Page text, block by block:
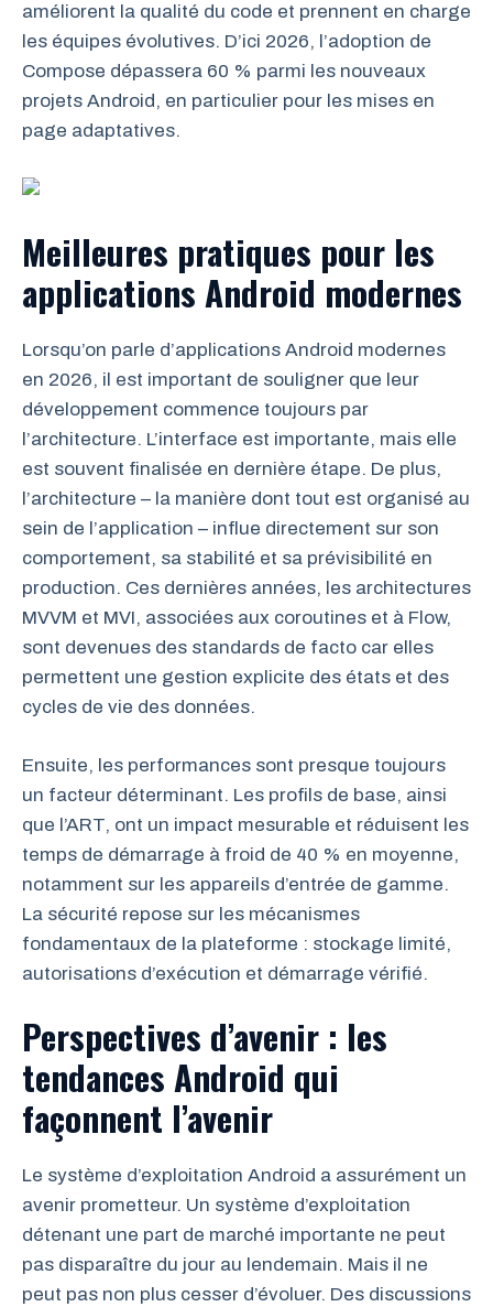
améliorent la qualité du code et prennent en charge
les équipes évolutives. D’ici 2026, l’adoption de
Compose dépassera 60 % parmi les nouveaux
projets Android, en particulier pour les mises en
page adaptatives.
Meilleures pratiques pour les
applications Android modernes
Lorsqu’on parle d’applications Android modernes
en 2026, il est important de souligner que leur
développement commence toujours par
l’architecture. L’interface est importante, mais elle
est souvent finalisée en dernière étape. De plus,
l’architecture – la manière dont tout est organisé au
sein de l’application – influe directement sur son
comportement, sa stabilité et sa prévisibilité en
production. Ces dernières années, les architectures
MVVM et MVI, associées aux coroutines et à Flow,
sont devenues des standards de facto car elles
permettent une gestion explicite des états et des
cycles de vie des données.
Ensuite, les performances sont presque toujours
un facteur déterminant. Les profils de base, ainsi
que l’ART, ont un impact mesurable et réduisent les
temps de démarrage à froid de 40 % en moyenne,
notamment sur les appareils d’entrée de gamme.
La sécurité repose sur les mécanismes
fondamentaux de la plateforme : stockage limité,
autorisations d’exécution et démarrage vérifié.
Perspectives d’avenir : les
tendances Android qui
façonnent l’avenir
Le système d’exploitation Android a assurément un
avenir prometteur. Un système d’exploitation
détenant une part de marché importante ne peut
pas disparaître du jour au lendemain. Mais il ne
peut pas non plus cesser d’évoluer. Des discussions